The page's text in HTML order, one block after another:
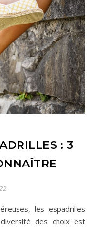
: 3
des choix est